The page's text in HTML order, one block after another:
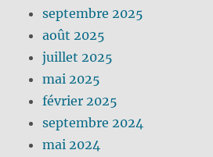
septembre 2025
août 2025
juillet 2025
mai 2025
février 2025
septembre 2024
mai 2024